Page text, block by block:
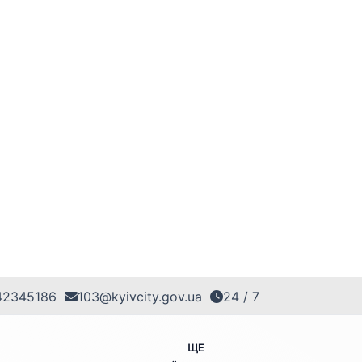
103@kyivcity.gov.ua 24 / 7
ЩЕ